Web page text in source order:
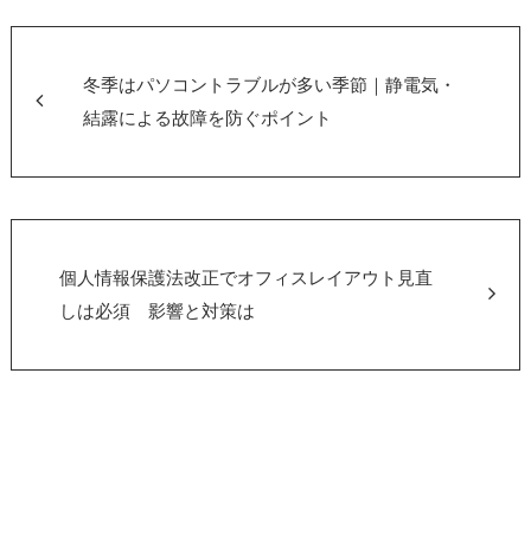
冬季はパソコントラブルが多い季節｜静電気・
結露による故障を防ぐポイント
個人情報保護法改正でオフィスレイアウト見直
しは必須 影響と対策は